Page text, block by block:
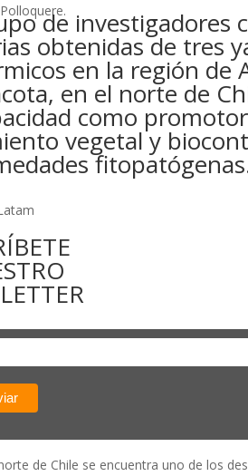
de investigadores
obtenidas de tres
en la región de
en el norte de
como
vegetal y
de Chile se encuentra uno de los